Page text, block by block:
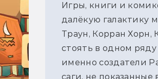
Игры, книги и
далёкую галактику
Траун, Корран Хорн,
стоять в одном
именно создатели
саги, не